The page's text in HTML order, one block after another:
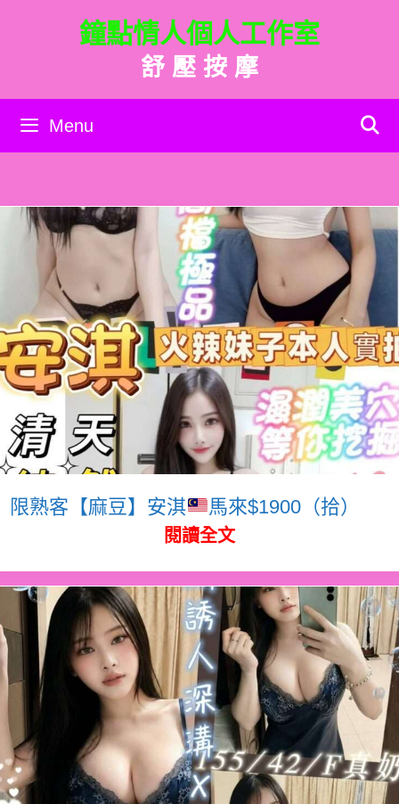
內
鐘點情人個人工作室
舒 壓 按 摩
Menu
限熟客【麻豆】安淇 馬來$1900（拾）
閱讀全文